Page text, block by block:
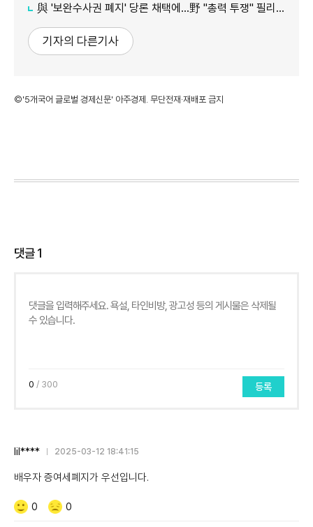
與 '보완수사권 폐지' 당론 채택에…野 "총력 투쟁" 필리버스터 예고
기자의 다른기사
©'5개국어 글로벌 경제신문' 아주경제. 무단전재·재배포 금지
댓글1
0 / 300 등록
lil**** 2025-03-12 18:41:15
배우자 증여세폐지가 우선입니다.
Like/Dislike
공
0
비
0